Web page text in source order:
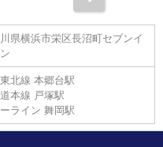
県横浜市栄区長沼町セブンイ
北線 本郷台駅
本線 戸塚駅
ライン 舞岡駅